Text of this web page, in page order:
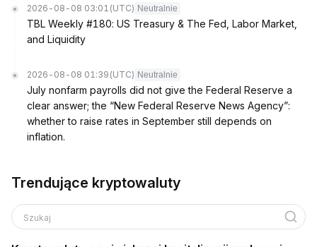
2026-08-08 03:01 (UTC) Neutralnie
TBL Weekly #180: US Treasury & The Fed, Labor Market,
and Liquidity
2026-08-08 01:39 (UTC) Neutralnie
July nonfarm payrolls did not give the Federal Reserve a
clear answer; the “New Federal Reserve News Agency”:
whether to raise rates in September still depends on
inflation.
Trendujące kryptowaluty
Szukaj